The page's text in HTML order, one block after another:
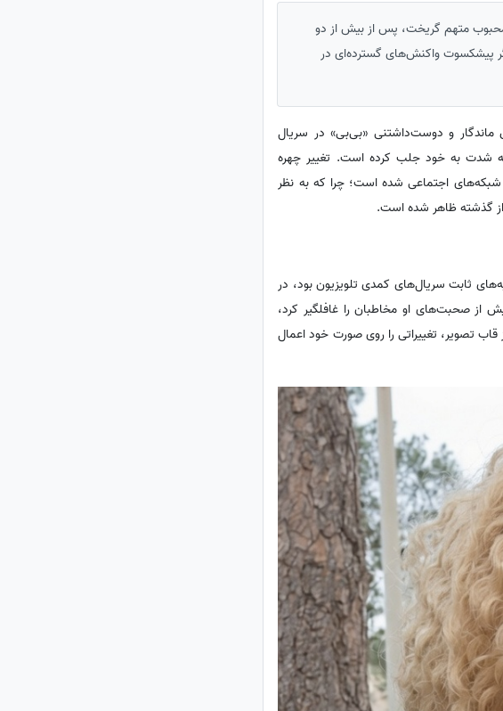
محبوب متهم گریخت، پس از بیش از دو
پیشکسوت واکنش‌های گسترده‌ای در
ماندگار و دوست‌داشتنی «بی‌بی» در سریال
شدت به خود جلب کرده است. تغییر چهره
اجتماعی شده است؛ چرا که به نظر
ثابت سریال‌های کمدی تلویزیون بود، در
از صحبت‌های او مخاطبان را غافلگیر کرد،
تصویر، تغییراتی را روی صورت خود اعمال